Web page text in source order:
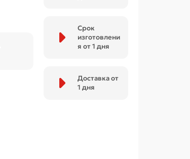
Срок
изготовлени
я от 1 дня
Доставка от
1 дня